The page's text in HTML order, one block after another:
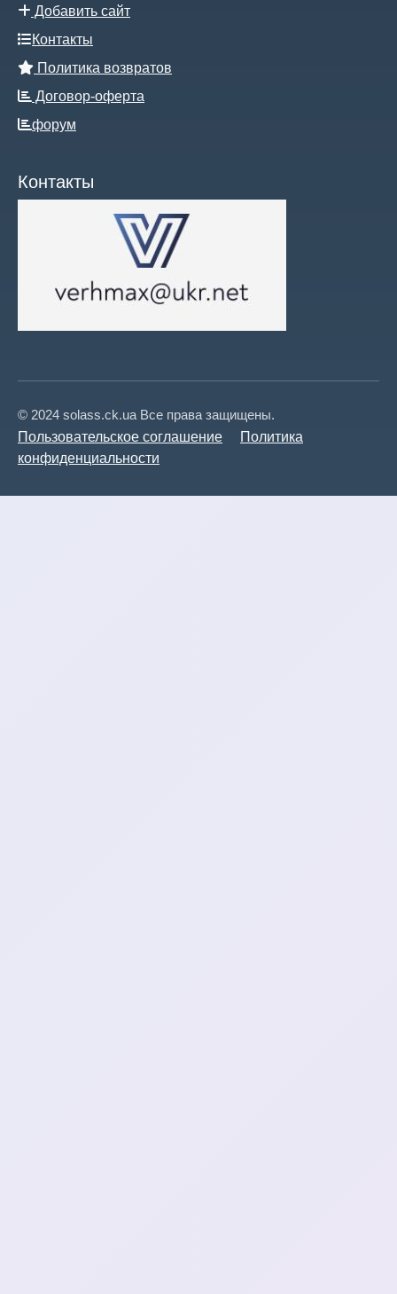
Добавить сайт
Контакты
Политика возвратов
Договор-оферта
форум
Контакты
© 2024 solass.ck.ua Все права защищены.
Пользовательское соглашение
Политика
конфиденциальности